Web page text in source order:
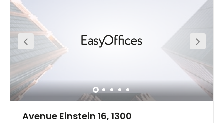
Avenue Einstein 16, 1300